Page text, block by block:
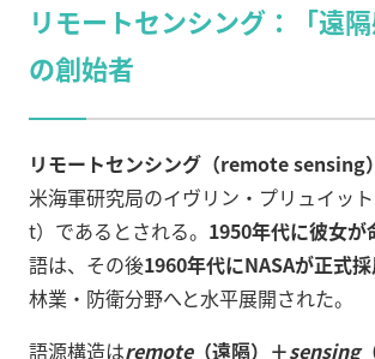
リモートセンシング：「遠
の創始者
リモートセンシング（remote sensing）
米海軍研究局のイヴリン・プリュイッ
t）であるとされる。 1950年代に彼女が
語は、その後1960年代にNASAが正式
林業・防衛分野へと水平展開された。
語源構造はremote（遠隔）＋sensing